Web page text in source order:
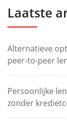
Laatste
Alternatieve
peer-to-peer
Persoonlijke
zonder